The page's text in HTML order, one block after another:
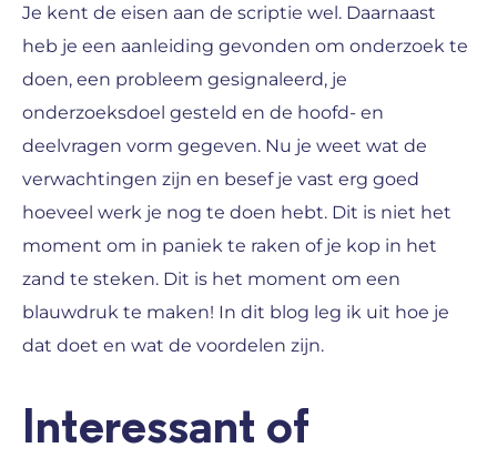
Je kent de eisen aan de scriptie wel. Daarnaast
heb je een aanleiding gevonden om onderzoek te
doen, een probleem gesignaleerd, je
onderzoeksdoel gesteld en de hoofd- en
deelvragen vorm gegeven. Nu je weet wat de
verwachtingen zijn en besef je vast erg goed
hoeveel werk je nog te doen hebt. Dit is niet het
moment om in paniek te raken of je kop in het
zand te steken. Dit is het moment om een
blauwdruk te maken! In dit blog leg ik uit hoe je
dat doet en wat de voordelen zijn.
Interessant of